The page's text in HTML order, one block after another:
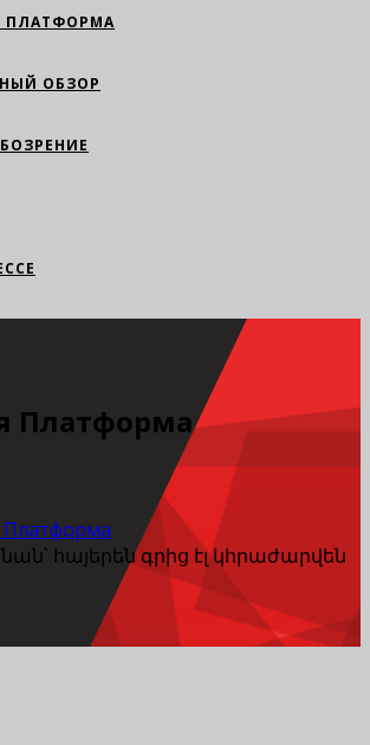
ПЛАТФОРМА
ОБЗОР
Платформа
հայերեն գրից էլ կհրաժարվեն